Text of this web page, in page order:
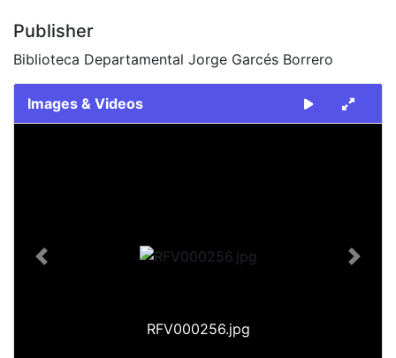
Publisher
Biblioteca Departamental Jorge Garcés Borrero
Images & Videos
RFV000256.jpg
Previous Next